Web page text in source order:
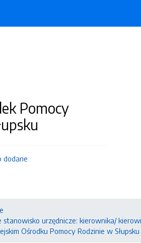
Pomocy
dodane
urzędnicze: kierownika/
Ośrodku Pomocy Rodzinie w Słupsku